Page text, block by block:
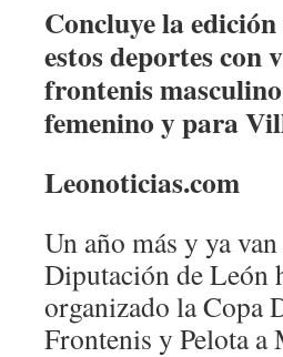
Concluye la
estos deportes con
frontenis
femenino y para
Un año más y ya
Diputación de León
organizado la Copa
Frontenis y Pelota a